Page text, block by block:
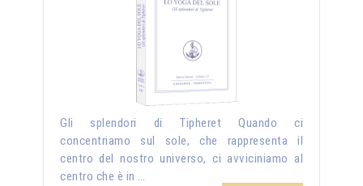
Gli splendori di Tipheret Quando ci
concentriamo sul sole, che rappresenta il
centro del nostro universo, ci avviciniamo al
centro che è in …